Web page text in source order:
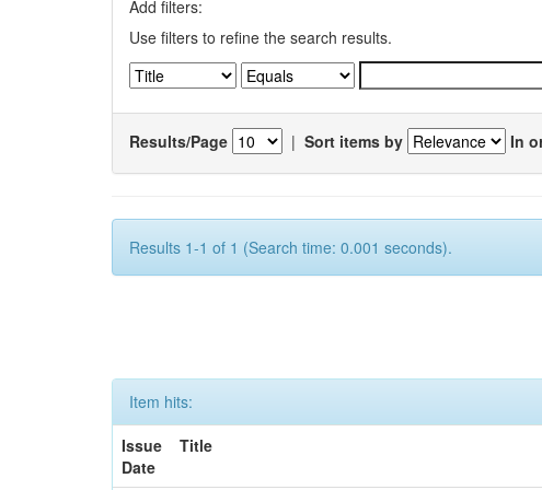
Add filters:
Use filters to refine the search results.
Results/Page | Sort items by In
Results 1-1 of 1 (Search time: 0.001 seconds).
Item hits:
Issue
Date
Title